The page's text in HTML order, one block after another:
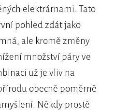
elektrárnami. Tato
pohled zdát jako
ale kromě změny
množství páry ve
už je vliv na
obecně poměrně
Někdy prostě